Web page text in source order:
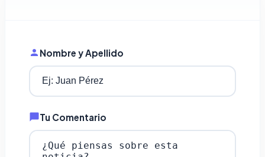
Nombre y Apellido
Tu Comentario